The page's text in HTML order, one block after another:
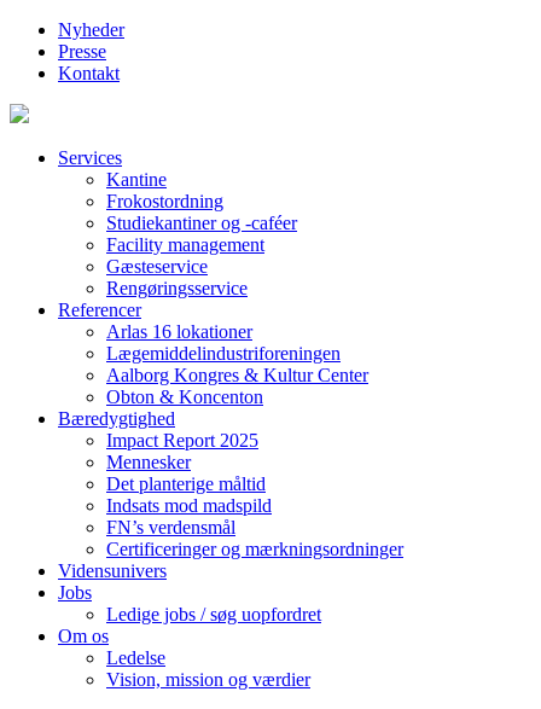
Nyheder
Presse
Kontakt
Services
Kantine
Frokostordning
Studiekantiner og -caféer
Facility management
Gæsteservice
Rengøringsservice
Referencer
Arlas 16 lokationer
Lægemiddelindustriforeningen
Aalborg Kongres & Kultur Center
Obton & Koncenton
Bæredygtighed
Impact Report 2025
Mennesker
Det planterige måltid
Indsats mod madspild
FN’s verdensmål
Certificeringer og mærkningsordninger
Vidensunivers
Jobs
Ledige jobs / søg uopfordret
Om os
Ledelse
Vision, mission og værdier